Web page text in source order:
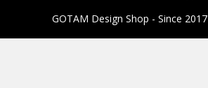
GOTAM Design Shop - Since 2017